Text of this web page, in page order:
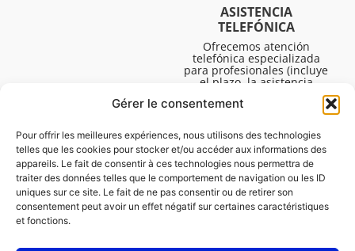
Gérer le consentement
Pour offrir les meilleures expériences, nous utilisons des technologies
telles que les cookies pour stocker et/ou accéder aux informations des
appareils. Le fait de consentir à ces technologies nous permettra de
traiter des données telles que le comportement de navigation ou les ID
uniques sur ce site. Le fait de ne pas consentir ou de retirer son
consentement peut avoir un effet négatif sur certaines caractéristiques
et fonctions.
ASISTENCIA
TELEFÓNICA
Ofrecemos atención
telefónica especializada
para profesionales (incluye
el plazo, la asistencia
técnica, etc.). El horario es
de lunes a viernes de 08:30